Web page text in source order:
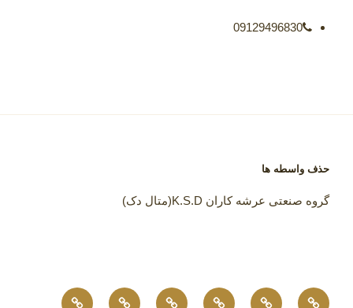
09129496830
حذف واسطه ها
گروه صنعتی عرشه کاران K.S.D(متال دک)
مشخصات نحوه رزومه جزئیات پروژه مواردی